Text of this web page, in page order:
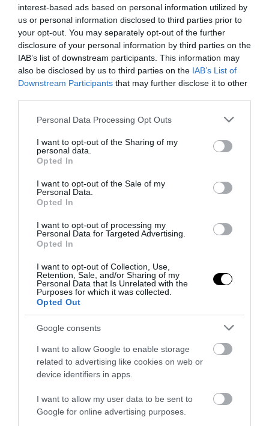
interest-based ads based on personal information utilized by
us or personal information disclosed to third parties prior to
your opt-out. You may separately opt-out of the further
disclosure of your personal information by third parties on the
IAB’s list of downstream participants. This information may
also be disclosed by us to third parties on the IAB’s List of
Downstream Participants that may further disclose it to other
Please note that this website/app uses one or more Google
not limited to your visit or usage behaviour. You may click to
grant or deny consent to Google and its third-party tags to
use your data for below specified purposes in below Google
consent section.
Personal Data Processing Opt Outs
I want to opt-out of the Sharing of my
personal data.
Opted In
I want to opt-out of the Sale of my
Personal Data.
Opted In
I want to opt-out of processing my
Personal Data for Targeted Advertising.
Opted In
I want to opt-out of Collection, Use,
Retention, Sale, and/or Sharing of my
Personal Data that Is Unrelated with the
Purposes for which it was collected.
Opted Out
Google consents
I want to allow Google to enable storage
related to advertising like cookies on web or
device identifiers in apps.
I want to allow my user data to be sent to
Google for online advertising purposes.
Αυτός είναι ο παράγοντας της ΑΕΚ
φεύγει από την ΑΕΚ και «μετακομίζει»
στην ΕΛΑΣ του Αλέξη Τσίπρα
Ακολουθήστε τοpronews.grστο
TAGS: ΓΑΣΤΡΕΝΤΕΡΙΤΙΔΑ
ΚΡΟΥΑΖΙΕΡΟΠΛΟΙΟ
Twitch,X,Telegram